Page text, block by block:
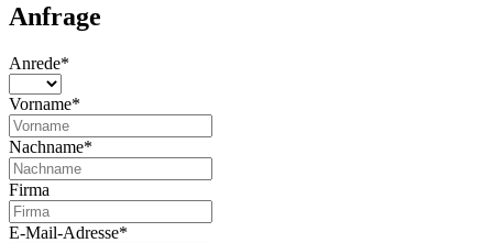
Anfrage
Anrede*
Vorname*
Nachname*
Firma
E-Mail-Adresse*